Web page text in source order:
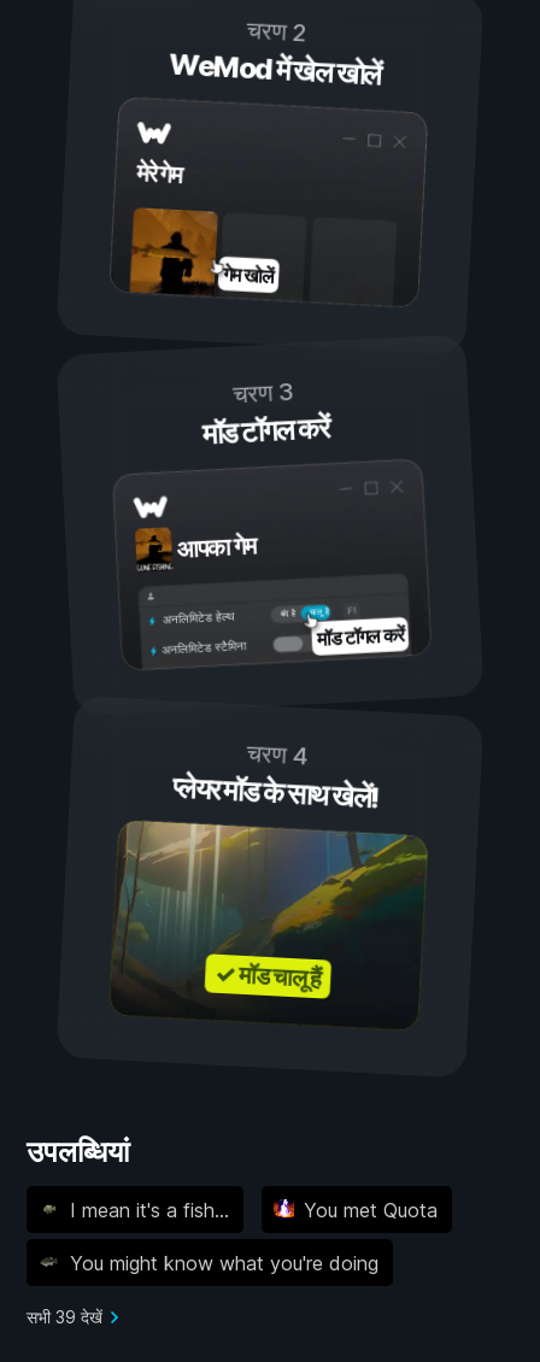
चरण 2
WeMod में खेल खोलें
मेरे गेम
गेम खोलें
चरण 3
मॉड टॉगल करें
आपका गेम
चालू है
बंद है
अनलिमिटेड हेल्थ
अनलिमिटेड स्टैमिना मॉड टॉगल करें
चरण 4
प्लेयर मॉड के साथ खेलें!
✓ मॉड चालू हैं
उपलब्धियां
I mean it's a fish... You met Quota
You might know what you're doing
सभी 39 देखें